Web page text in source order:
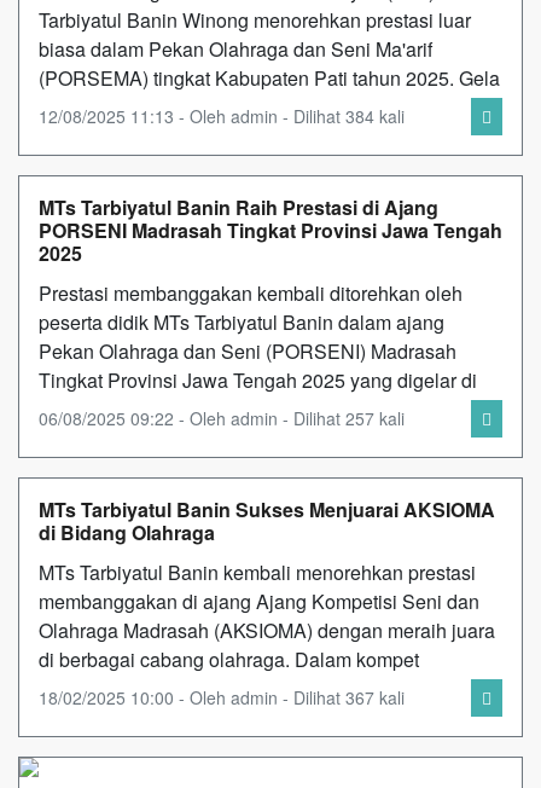
Tarbiyatul Banin Winong menorehkan prestasi luar
biasa dalam Pekan Olahraga dan Seni Ma'arif
(PORSEMA) tingkat Kabupaten Pati tahun 2025. Gela
12/08/2025 11:13 - Oleh admin - Dilihat 384 kali
MTs Tarbiyatul Banin Raih Prestasi di Ajang
PORSENI Madrasah Tingkat Provinsi Jawa Tengah
2025
Prestasi membanggakan kembali ditorehkan oleh
peserta didik MTs Tarbiyatul Banin dalam ajang
Pekan Olahraga dan Seni (PORSENI) Madrasah
Tingkat Provinsi Jawa Tengah 2025 yang digelar di
06/08/2025 09:22 - Oleh admin - Dilihat 257 kali
MTs Tarbiyatul Banin Sukses Menjuarai AKSIOMA
di Bidang Olahraga
MTs Tarbiyatul Banin kembali menorehkan prestasi
membanggakan di ajang Ajang Kompetisi Seni dan
Olahraga Madrasah (AKSIOMA) dengan meraih juara
di berbagai cabang olahraga. Dalam kompet
18/02/2025 10:00 - Oleh admin - Dilihat 367 kali